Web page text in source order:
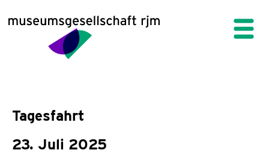
Tagesfahrt
23. Juli 2025